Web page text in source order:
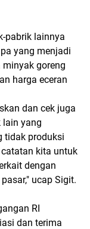
pabrik lainnya
yang menjadi
goreng
harga eceran
dan cek juga
lain yang
tidak produksi
kita untuk
dengan
ucap Sigit.
RI
dan terima